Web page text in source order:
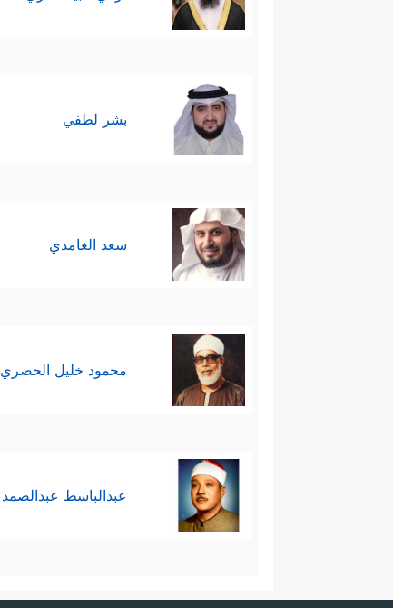
بشر لطفي
سعد الغامدي
محمود خليل الحصري
عبدالباسط عبدالصمد